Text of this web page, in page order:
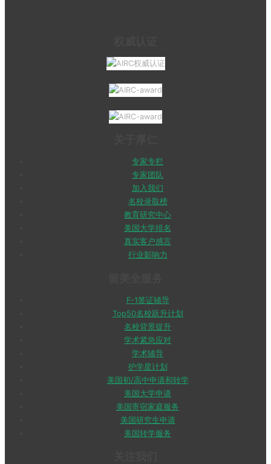
专家专栏
专家团队
加入我们
名校录取榜
教育研究中心
美国大学排名
真实客户感言
行业影响力
F-1签证辅导
Top50名校跃升计划
名校背景提升
学术紧急应对
学术辅导
护学星计划
美国初/高中申请和转学
美国大学申请
美国寄宿家庭服务
美国研究生申请
美国转学服务